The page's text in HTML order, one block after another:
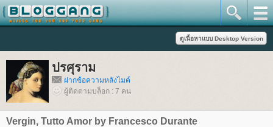
ปรศุราม
ฝากข้อความหลังไมค์
ผู้ติดตามบล็อก : 7 คน
Vergin, Tutto Amor by Francesco Durante